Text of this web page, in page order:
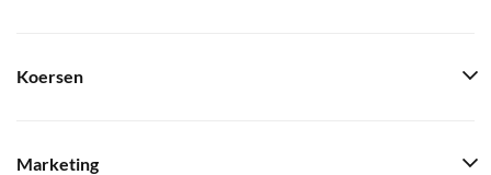
Koersen
Marketing